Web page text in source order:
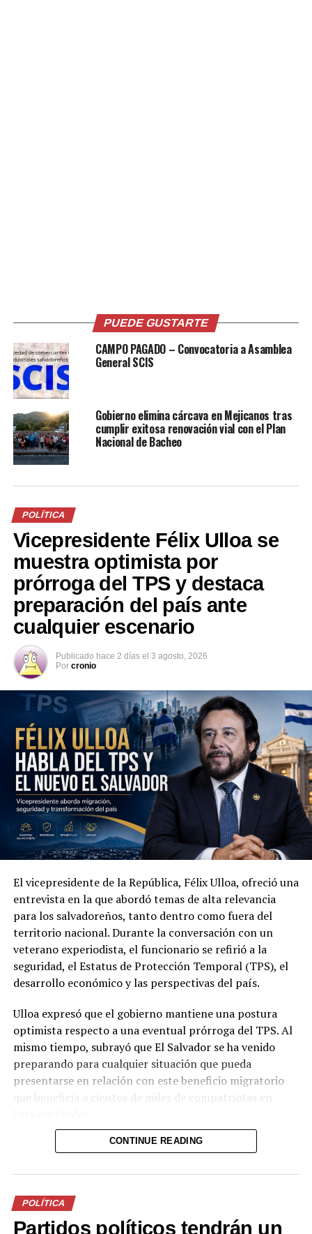
FOTOS: Alcaldesa de Santa
Ana, Milena Calderón de
Escalón, se accidenta junto a
mañana de miércoles
En «Sucesos»
Alcaldesa de Santa Ana:
“Nuestra única esperanza
podemos tener
Diputado de ARENA sale
ileso tras accidente de
tránsito en carretera a Santa
Ana
6 septiembre, 2019
En «Nacionales»
RELATED TOPICS: PRINCIPAL1
UP NEXT
Ernesto Muyshondt se declara alcalde electo de San
Salvador
DON'T MISS
ARENA mantendría la alcaldía de Ilopango con virtual
victoria de Adán Perdomo
PUEDE GUSTARTE
CAMPO PAGADO – Convocatoria a Asamblea
General SCIS
Gobierno elimina cárcava en Mejicanos tras
cumplir exitosa renovación vial con el Plan
Nacional de Bacheo
POLÍTICA
Vicepresidente Félix Ulloa se
muestra optimista por
prórroga del TPS y destaca
preparación del país ante
cualquier escenario
Publicado hace 2 días el 3 agosto, 2026
Por cronio
El vicepresidente de la República, Félix Ulloa, ofreció una
entrevista en la que abordó temas de alta relevancia
para los salvadoreños, tanto dentro como fuera del
territorio nacional. Durante la conversación con un
veterano experiodista, el funcionario se refirió a la
seguridad, el Estatus de Protección Temporal (TPS), el
desarrollo económico y las perspectivas del país.
Ulloa expresó que el gobierno mantiene una postura
optimista respecto a una eventual prórroga del TPS. Al
mismo tiempo, subrayó que El Salvador se ha venido
preparando para cualquier situación que pueda
presentarse en relación con este beneficio migratorio
que beneficia a cientos de miles de compatriotas en
En materia de seguridad, el vicepresidente recordó el
inicio de la administración. Señaló que los jueces eran
intimidados por los pandilleros, lo que hizo necesario
depurar el sistema judicial para garantizar su
independencia y efectividad.
CONTINUE READING
POLÍTICA
Partidos políticos tendrán un